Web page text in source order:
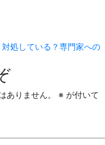
処している？専門家への
ありません。 ※ が付いて